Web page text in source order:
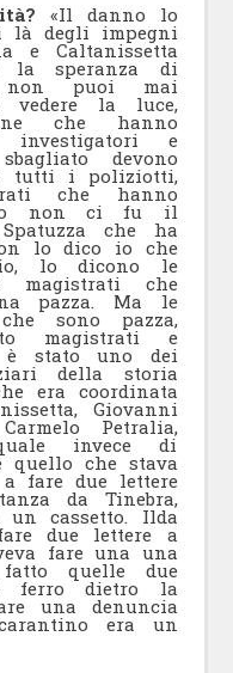
«Il danno lo
là degli impegni
e Caltanissetta
la speranza di
puoi mai
vedere la luce,
che hanno
e
devono
tutti i poliziotti,
che hanno
non ci fu il
che ha
lo dico io che
lo dicono le
magistrati che
pazza. Ma le
sono pazza,
magistrati e
è stato uno dei
della storia
era coordinata
Giovanni
Petralia,
invece di
quello che stava
fare due lettere
da Tinebra,
cassetto. Ilda
due lettere a
fare una una
quelle due
ferro dietro la
una denuncia
era un